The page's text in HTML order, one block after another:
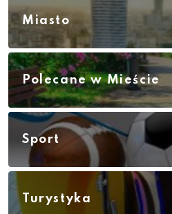
Miasto
Polecane w Mieście
Sport
Turystyka